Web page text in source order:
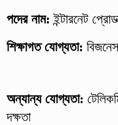
পদের নাম:ইন্টারনেট
শিক্ষাগত যোগ্যতা:
অন্যান্য যোগ্যতা:
দক্ষতা